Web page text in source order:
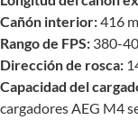
Cañón interior:416
Rango de FPS: 380-
Dirección de rosca:
Capacidad del
cargadores AEG M4